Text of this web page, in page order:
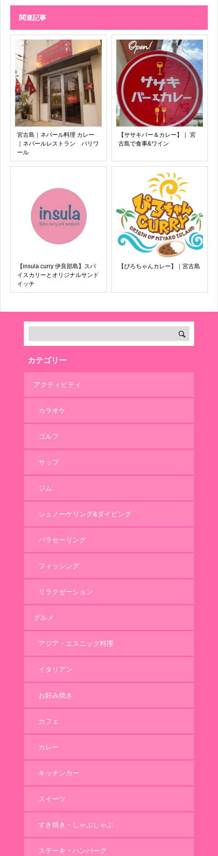
関連記事
宮古島｜ネパール料理 カレー
｜ネパールレストラン パリワ
ール
【ササキバー＆カレー】｜ 宮
古島で食事&ワイン
【insula curry 伊良部島】スパ
イスカリーとオリジナルサンド
イッチ
【ぴろちゃんカレー】｜宮古島
カテゴリー
アクティビティ
カラオケ
ゴルフ
サップ
ジム
シュノーケリング&ダイビング
パラセーリング
フィッシング
リラクゼーション
グルメ
アジア・エスニック料理
イタリアン
お好み焼き
カフェ
カレー
キッチンカー
スイーツ
すき焼き・しゃぶしゃぶ
ステーキ・ハンバーグ